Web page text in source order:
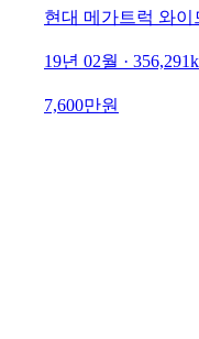
현대 메가트럭 와이
19년 02월 ·
7,600만원